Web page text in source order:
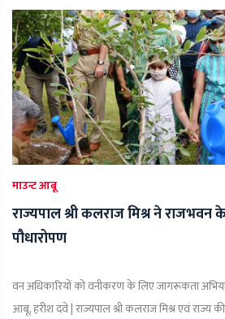
माउन्ट आबू
राज्यपाल श्री कलराज मिश्र ने राजभवन
पौधारोपण
वन अधिकारियों को वनीकरण के लिए जागरूकता
आबू, हरीश दवे | राज्यपाल श्री कलराज मिश्र एवं राज्य